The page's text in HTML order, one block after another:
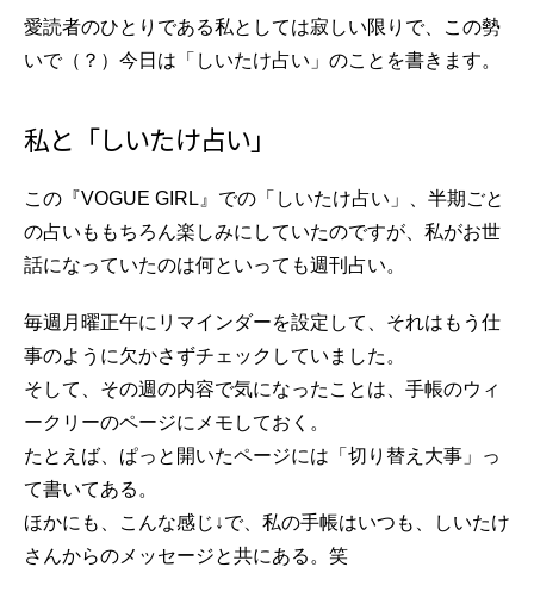
愛読者のひとりである私としては寂しい限りで、この勢
いで（？）今日は「しいたけ占い」のことを書きます。
私と「しいたけ占い」
この『VOGUE GIRL』での「しいたけ占い」、半期ごと
の占いももちろん楽しみにしていたのですが、私がお世
話になっていたのは何といっても週刊占い。
毎週月曜正午にリマインダーを設定して、それはもう仕
事のように欠かさずチェックしていました。
そして、その週の内容で気になったことは、手帳のウィ
ークリーのページにメモしておく。
たとえば、ぱっと開いたページには「切り替え大事」っ
て書いてある。
ほかにも、こんな感じ↓で、私の手帳はいつも、しいたけ
さんからのメッセージと共にある。笑